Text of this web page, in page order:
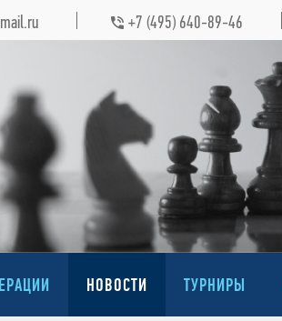
+7 (495) 640-89-46
НОВОСТИ ТУРНИРЫ